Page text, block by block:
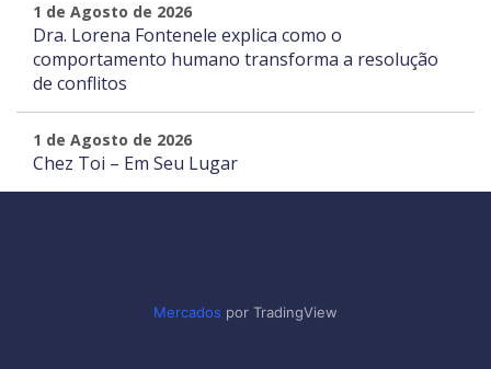
1 de Agosto de 2026
Dra. Lorena Fontenele explica como o
comportamento humano transforma a resolução
de conflitos
1 de Agosto de 2026
Chez Toi – Em Seu Lugar
Mercados por TradingView